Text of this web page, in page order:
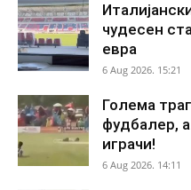
чудесен
евра
6 Aug 2026. 15:21
Голема
фудбалер,
играчи!
6 Aug 2026. 14:11